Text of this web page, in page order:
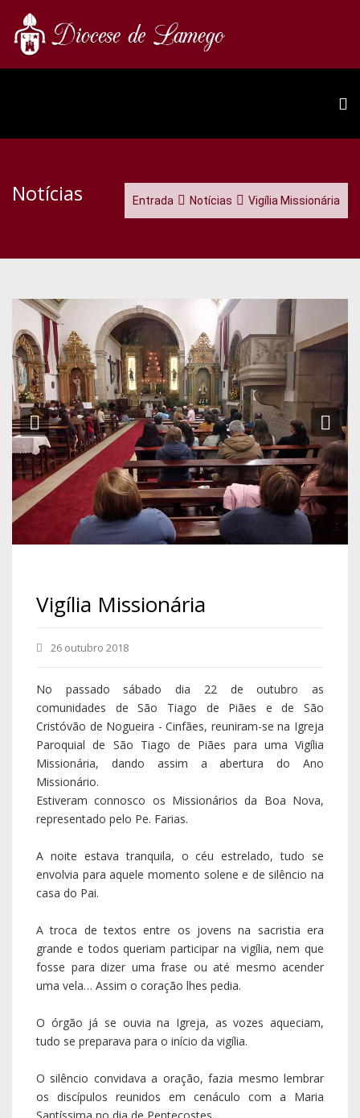
Notícias Entrada Notícias Vigília Missionária
Previous
Vigília Missionária
26 outubro 2018
No passado sábado dia 22 de outubro as
comunidades de São Tiago de Piães e de São
Cristóvão de Nogueira - Cinfães, reuniram-se na Igreja
Paroquial de São Tiago de Piães para uma Vigília
Missionária, dando assim a abertura do Ano
Missionário.
Estiveram connosco os Missionários da Boa Nova,
representado pelo Pe. Farias.
A noite estava tranquila, o céu estrelado, tudo se
envolvia para aquele momento solene e de silêncio na
casa do Pai.
A troca de textos entre os jovens na sacristia era
grande e todos queriam participar na vigília, nem que
fosse para dizer uma frase ou até mesmo acender
uma vela… Assim o coração lhes pedia.
O órgão já se ouvia na Igreja, as vozes aqueciam,
tudo se preparava para o início da vigília.
O silêncio convidava a oração, fazia mesmo lembrar
os discípulos reunidos em cenáculo com a Maria